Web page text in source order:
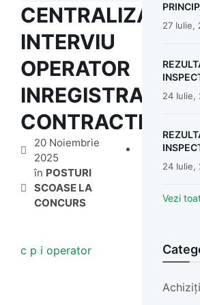
CENTRALIZATOR
INTERVIU
OPERATOR
INREGISTRARE
CONTRACTE
20 Noiembrie
2025
în POSTURI
SCOASE LA
CONCURS
c p i operator
27 Iulie,
24 Iulie,
24 Iulie,
Vezi